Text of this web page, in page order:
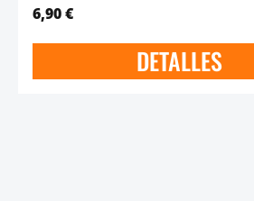
6,90 €
DETALLES